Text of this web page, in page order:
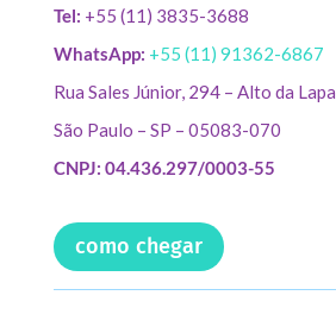
Tel: +55 (11) 3835-3688
WhatsApp: +55 (11) 91362-6867
Rua Sales Júnior, 294 – Alto da Lapa
São Paulo – SP – 05083-070
CNPJ: 04.436.297/0003-55
como chegar